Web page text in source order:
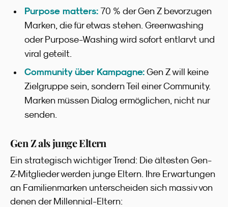
Purpose matters: 70 % der Gen Z bevorzugen
Marken, die für etwas stehen. Greenwashing
oder Purpose-Washing wird sofort entlarvt und
viral geteilt.
Community über Kampagne: Gen Z will keine
Zielgruppe sein, sondern Teil einer Community.
Marken müssen Dialog ermöglichen, nicht nur
senden.
Gen Z als junge Eltern
Ein strategisch wichtiger Trend: Die ältesten Gen-
Z-Mitglieder werden junge Eltern. Ihre Erwartungen
an Familienmarken unterscheiden sich massiv von
denen der Millennial-Eltern: